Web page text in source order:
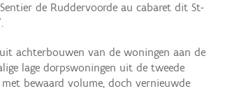
de Ruddervoorde au cabaret dit St-
achterbouwen van de woningen aan de
lage dorpswoningen uit de tweede
bewaard volume, doch vernieuwde